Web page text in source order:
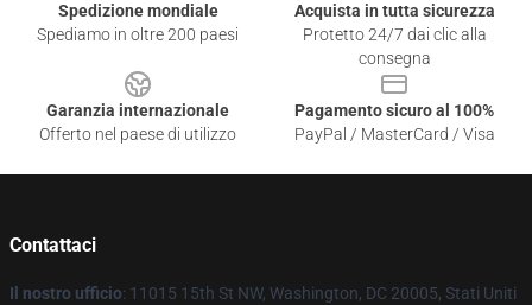
Spedizione mondiale
Spediamo in oltre 200 paesi
Acquista in tutta sicurezza
Protetto 24/7 dai clic alla
consegna
Garanzia internazionale
Offerto nel paese di utilizzo
Pagamento sicuro al 100%
PayPal / MasterCard / Visa
Contattaci
Il nostro ufficio: 11015 15th St NW, Washington, DC 20005, Stati Uniti